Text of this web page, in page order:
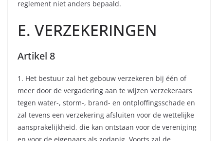
reglement niet anders bepaald.
E. VERZEKERINGEN
Artikel 8
1. Het bestuur zal het gebouw verzekeren bij één of
meer door de vergadering aan te wijzen verzekeraars
tegen water-, storm-, brand- en ontploffingsschade en
zal tevens een verzekering afsluiten voor de wettelijke
aansprakelijkheid, die kan ontstaan voor de vereniging